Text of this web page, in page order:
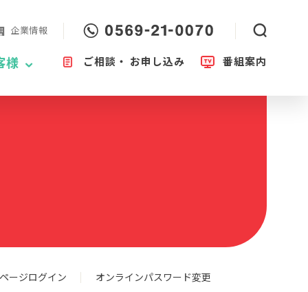
企業情報
様 ご相談・ お申し込み 番組案内
ージログイン オンラインパスワード変更